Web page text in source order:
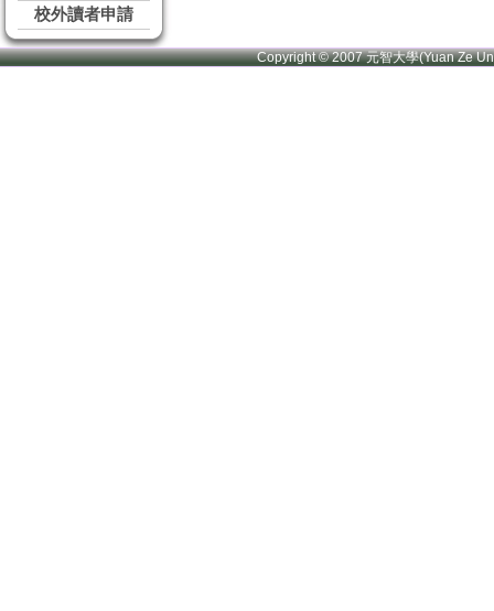
校外讀者申請
Copyright © 2007 元智大學(Yuan Ze